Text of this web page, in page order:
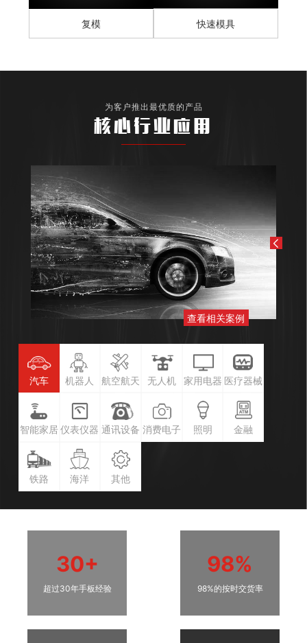
复模 快速模具
为客户推出最优质的产品
核心行业应用
查看相关案例
汽车 机器人 航空航天 无人机 家用电器 医疗器械
智能家居 仪表仪器 通讯设备 消费电子 照明 金融
铁路 海洋 其他
30+
超过30年手板经验
98%
98%的按时交货率